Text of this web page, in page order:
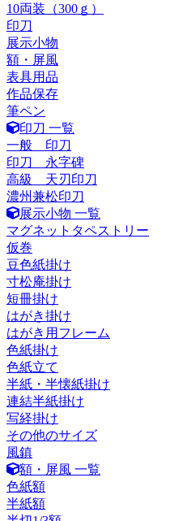
10両装（300ｇ）
印刀
展示小物
額・屏風
表具用品
作品保存
筆ペン
印刀 一覧
一般 印刀
印刀 永字碑
高級 天刃印刀
濃州兼松印刀
展示小物 一覧
マグネットタペストリー
仮巻
豆色紙掛け
寸松庵掛け
短冊掛け
はがき掛け
はがき用フレーム
色紙掛け
色紙立て
半紙・半懐紙掛け
連結半紙掛け
写経掛け
その他のサイズ
風鎮
額・屏風 一覧
色紙額
半紙額